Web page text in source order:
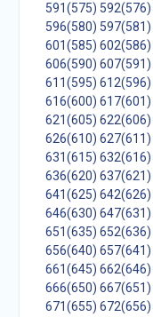
591(575) 592(576)
596(580) 597(581)
601(585) 602(586)
606(590) 607(591)
611(595) 612(596)
616(600) 617(601)
621(605) 622(606)
626(610) 627(611)
631(615) 632(616)
636(620) 637(621)
641(625) 642(626)
646(630) 647(631)
651(635) 652(636)
656(640) 657(641)
661(645) 662(646)
666(650) 667(651)
671(655) 672(656)